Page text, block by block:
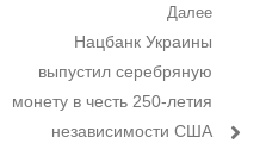
Далее
Следующий
пост:
Нацбанк Украины
выпустил серебряную
монету в честь 250-летия
независимости США